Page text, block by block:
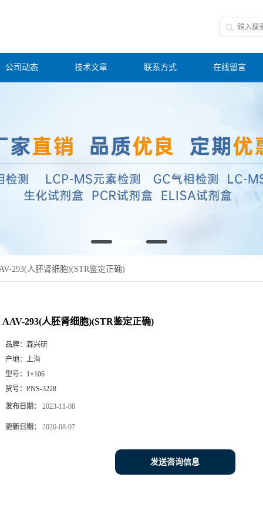
公司动态 技术文章 联系方式 在线留言
293(人胚肾细胞)(STR鉴定正确)
AAV-293(人胚肾细胞)(STR鉴定正确)
品牌： 森兴研
产地： 上海
型号： 1×106
货号： PNS-3228
发布日期： 2023-11-08
更新日期： 2026-08-07
发送咨询信息